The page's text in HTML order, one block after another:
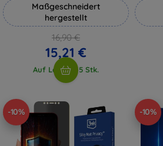
Maßgeschneidert
hergestellt
16,90 €
15,21 €
Auf Lager > 5 Stk.
-10% -10%